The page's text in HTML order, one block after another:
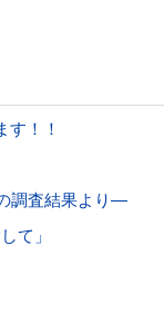
す！！
調査結果より―
て」